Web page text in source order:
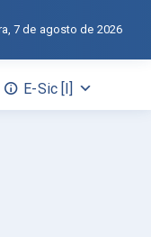
E-Sic [I]
7 de agosto de 2026